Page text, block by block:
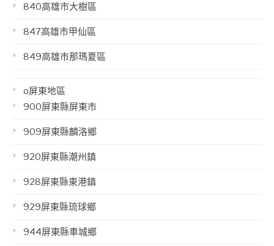
840高雄市大樹區
847高雄市甲仙區
849高雄市那瑪夏區
o屏東地區
900屏東縣屏東市
909屏東縣麟洛鄉
920屏東縣潮州鎮
928屏東縣東港鎮
929屏東縣琉球鄉
944屏東縣車城鄉